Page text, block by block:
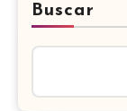
Buscar